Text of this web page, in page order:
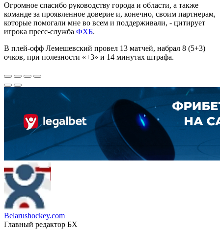
Огромное спасибо руководству города и области, а также
команде за проявленное доверие и, конечно, своим партнерам,
которые помогали мне во всем и поддерживали, - цитирует
игрока пресс-служба ФХБ.
В плей-офф Лемешевский провел 13 матчей, набрал 8 (5+3)
очков, при полезности «+3» и 14 минутах штрафа.
Belarushockey.com
Главный редактор БХ